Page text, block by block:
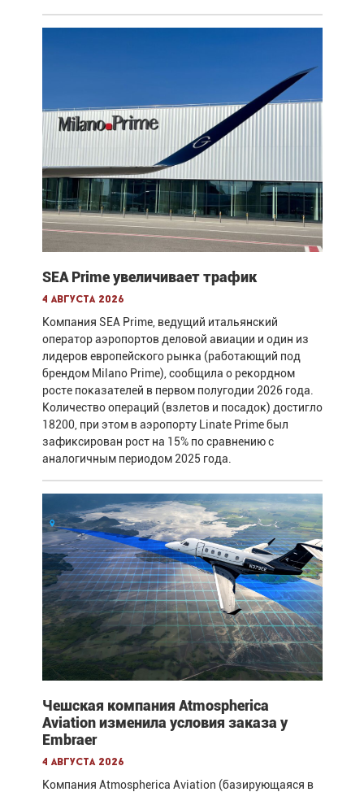
SEA Prime увеличивает трафик
4 августа 2026
Компания SEA Prime, ведущий итальянский
оператор аэропортов деловой авиации и один из
лидеров европейского рынка (работающий под
брендом Milano Prime), сообщила о рекордном
росте показателей в первом полугодии 2026 года.
Количество операций (взлетов и посадок) достигло
18200, при этом в аэропорту Linate Prime был
зафиксирован рост на 15% по сравнению с
аналогичным периодом 2025 года.
Чешская компания Atmospherica
Aviation изменила условия заказа у
Embraer
4 августа 2026
Компания Atmospherica Aviation (базирующаяся в